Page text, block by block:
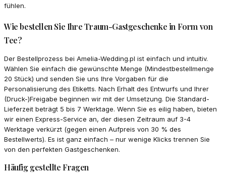
fühlen.
Wie bestellen Sie Ihre Traum-Gastgeschenke in Form von
Tee?
Der Bestellprozess bei Amelia-Wedding.pl ist einfach und intuitiv.
Wählen Sie einfach die gewünschte Menge (Mindestbestellmenge
20 Stück) und senden Sie uns Ihre Vorgaben für die
Personalisierung des Etiketts. Nach Erhalt des Entwurfs und Ihrer
(Druck-)Freigabe beginnen wir mit der Umsetzung. Die Standard-
Lieferzeit beträgt 5 bis 7 Werktage. Wenn Sie es eilig haben, bieten
wir einen Express-Service an, der diesen Zeitraum auf 3-4
Werktage verkürzt (gegen einen Aufpreis von 30 % des
Bestellwerts). Es ist ganz einfach – nur wenige Klicks trennen Sie
von den perfekten Gastgeschenken.
Häufig gestellte Fragen